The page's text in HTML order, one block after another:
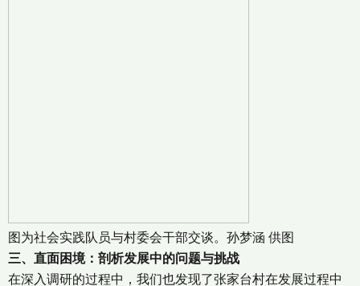
图为社会实践队员与村委会干部交谈。孙梦涵 供图
三、直面困境：剖析发展中的问题与挑战
在深入调研的过程中，我们也发现了张家台村在发展过程中